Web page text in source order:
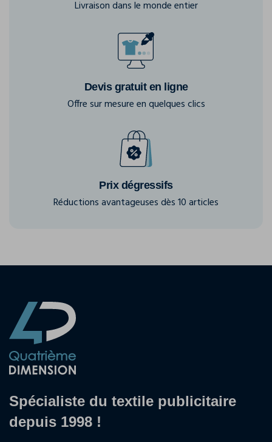
Livraison dans le monde entier
Devis gratuit en ligne
Offre sur mesure en quelques clics
Prix dégressifs
Réductions avantageuses dès 10 articles
Spécialiste du textile publicitaire
depuis 1998 !